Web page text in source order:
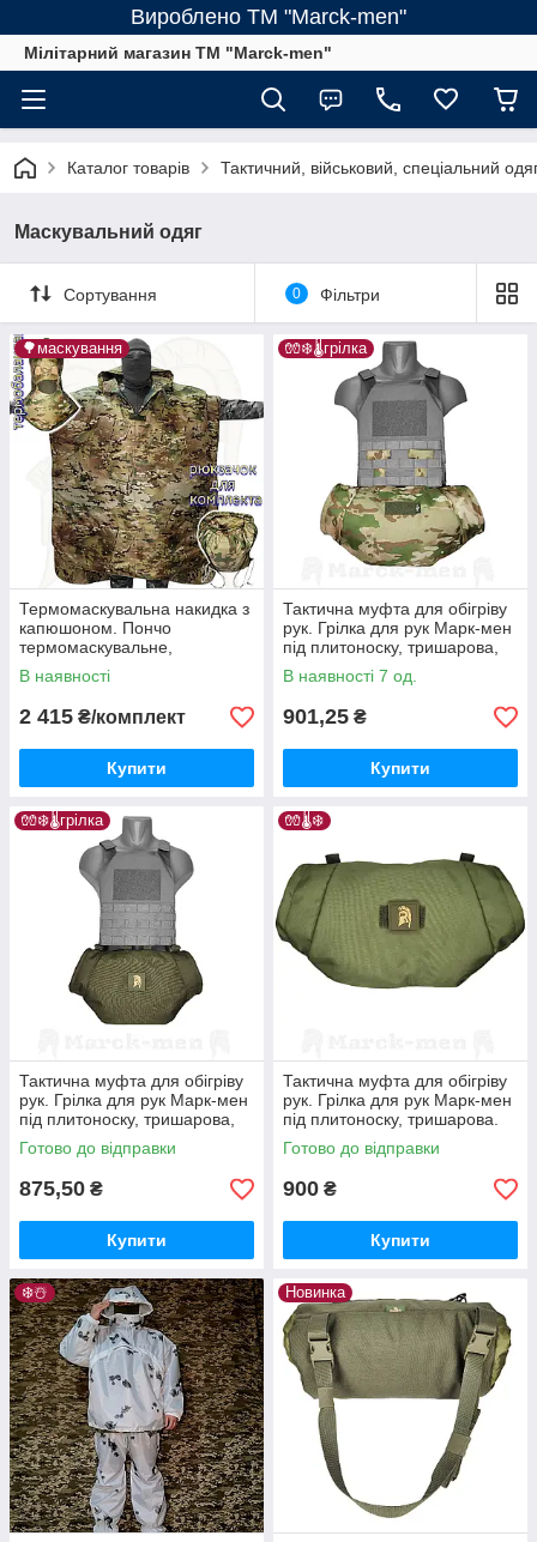
Вироблено ТМ "Marck-men"
Мілітарний магазин ТМ "Marck-men"
Каталог товарів Тактичний, військовий, спеціальний
Маскувальний одяг
Сортування 0 Фільтри
🌳маскування
Термомаскувальна накидка з
капюшоном. Пончо
термомаскувальне,
мультикам. Комплект
антитепловізор «Покрова»
В наявності
2 415 ₴/комплект
Купити
🧤❄️🌡️грілка
Тактична муфта для обігріву
рук. Грілка для рук Марк-мен
під плитоноску, тришарова,
три типи кріплень
В наявності 7 од.
901,25 ₴
Купити
🧤❄️🌡️грілка
Тактична муфта для обігріву
рук. Грілка для рук Марк-мен
під плитоноску, тришарова,
три типи кріплень
Готово до відправки
875,50 ₴
Купити
🧤🌡️❄️
Тактична муфта для обігріву
рук. Грілка для рук Марк-мен
під плитоноску, тришарова.
Готово до відправки
900 ₴
Купити
❄️☃️ Новинка